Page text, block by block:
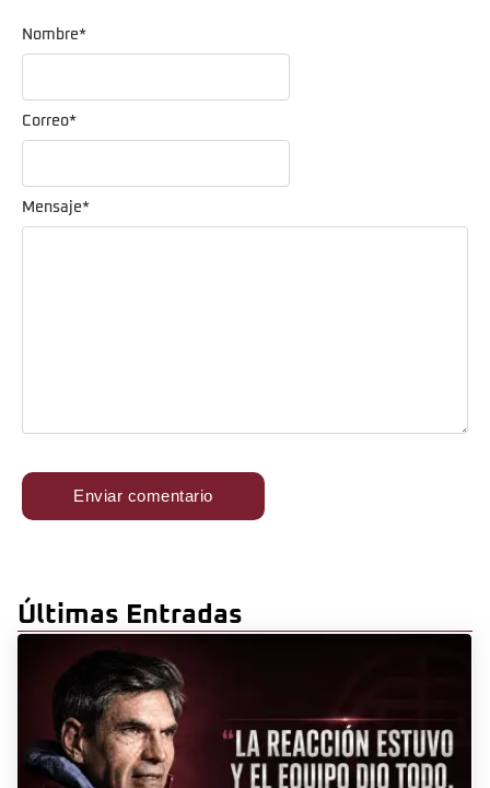
Mensaje*
Nombre*
Correo*
Últimas Entradas